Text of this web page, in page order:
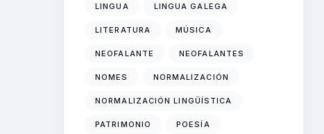
LINGUA LINGUA GALEGA
LITERATURA MÚSICA
NEOFALANTE NEOFALANTES
NOMES NORMALIZACIÓN
NORMALIZACIÓN LINGÜÍSTICA
PATRIMONIO POESÍA